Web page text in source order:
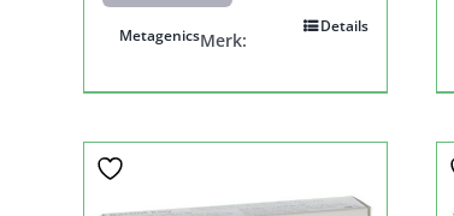
Details
Merk:
Metagenics